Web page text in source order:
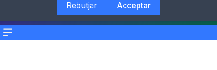
Menu
Rebutjar
Acceptar